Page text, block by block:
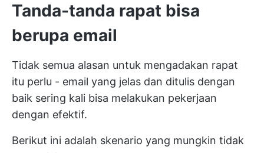
Tanda-tanda rapat bisa
berupa email
Tidak semua alasan untuk mengadakan rapat
itu perlu - email yang jelas dan ditulis dengan
baik sering kali bisa melakukan pekerjaan
dengan efektif.
Berikut ini adalah skenario yang mungkin tidak